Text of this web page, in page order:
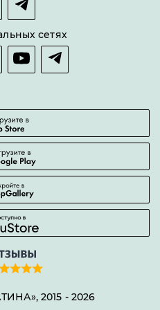
сетях
2015 - 2026